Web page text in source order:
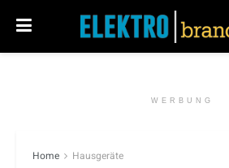
WERBUNG
Home Hausgeräte